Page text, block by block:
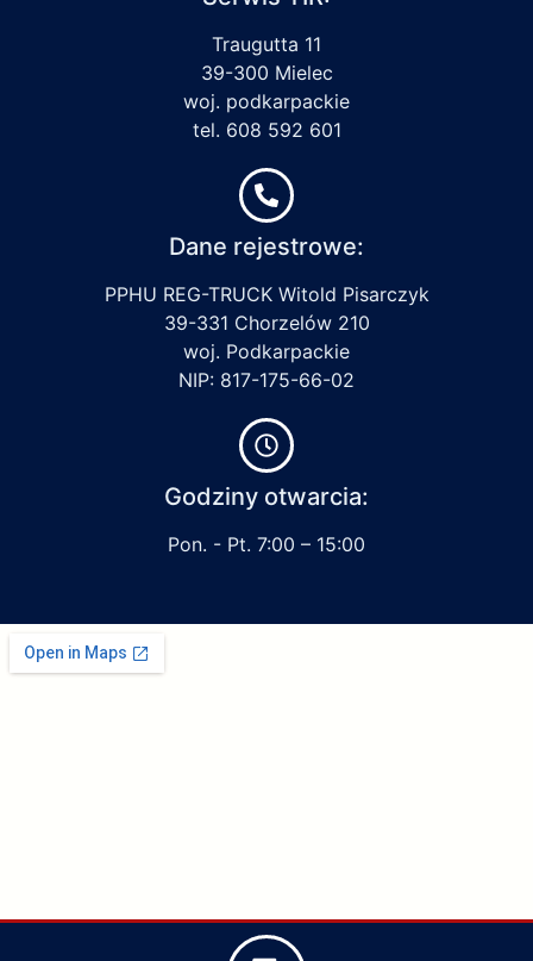
Traugutta 11
39-300 Mielec
woj. podkarpackie
tel. 608 592 601
Dane rejestrowe:
PPHU REG-TRUCK Witold Pisarczyk
39-331 Chorzelów 210
woj. Podkarpackie
NIP: 817-175-66-02
Godziny otwarcia:
Pon. - Pt. 7:00 – 15:00